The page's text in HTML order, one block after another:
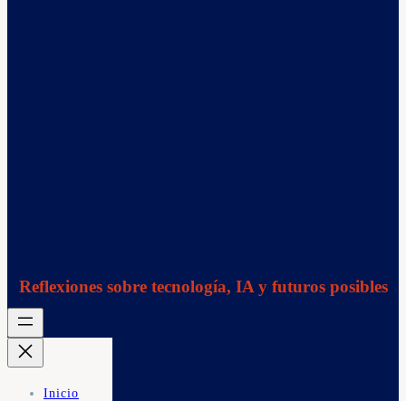
Reflexiones sobre tecnología, IA y futuros posibles
Inicio